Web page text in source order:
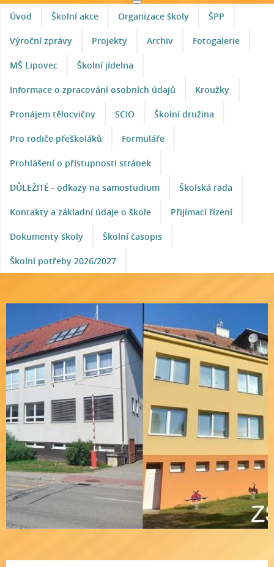
Úvod Školní akce Organizace školy ŠPP
Výroční zprávy Projekty Archiv Fotogalerie
MŠ Lipovec Školní jídelna
Informace o zpracování osobních údajů Kroužky
Pronájem tělocvičny SCIO Školní družina
Pro rodiče přeškoláků Formuláře
Prohlášení o přístupnosti stránek
DŮLEŽITÉ - odkazy na samostudium Školská rada
Kontakty a základní údaje o škole Přijímací řízení
Dokumenty školy Školní časopis
Školní potřeby 2026/2027